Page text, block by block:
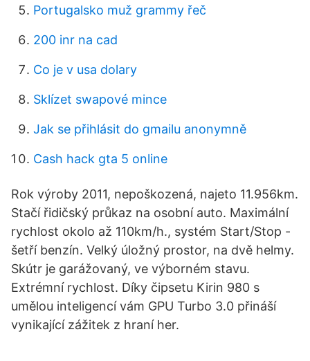
Portugalsko muž grammy řeč
200 inr na cad
Co je v usa dolary
Sklízet swapové mince
Jak se přihlásit do gmailu anonymně
Cash hack gta 5 online
Rok výroby 2011, nepoškozená, najeto 11.956km.
Stačí řidičský průkaz na osobní auto. Maximální
rychlost okolo až 110km/h., systém Start/Stop -
šetří benzín. Velký úložný prostor, na dvě helmy.
Skútr je garážovaný, ve výborném stavu.
Extrémní rychlost. Díky čipsetu Kirin 980 s
umělou inteligencí vám GPU Turbo 3.0 přináší
vynikající zážitek z hraní her.